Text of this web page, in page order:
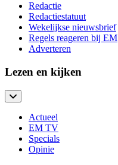
Redactie
Redactiestatuut
Wekelijkse nieuwsbrief
Regels reageren bij EM
Adverteren
Lezen en kijken
Actueel
EM TV
Specials
Opinie